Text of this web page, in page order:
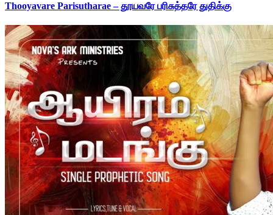
Thooyavare Parisutharae – தூயவரே பரிசுத்தரே துதிக்கு